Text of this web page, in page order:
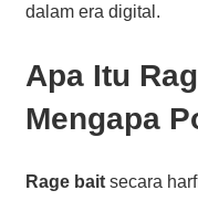
dalam era digital.
Apa Itu
Mengapa
Rage baitsecara